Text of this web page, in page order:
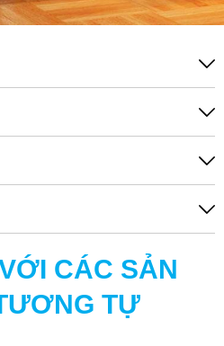
CÁC SẢN
TỰ